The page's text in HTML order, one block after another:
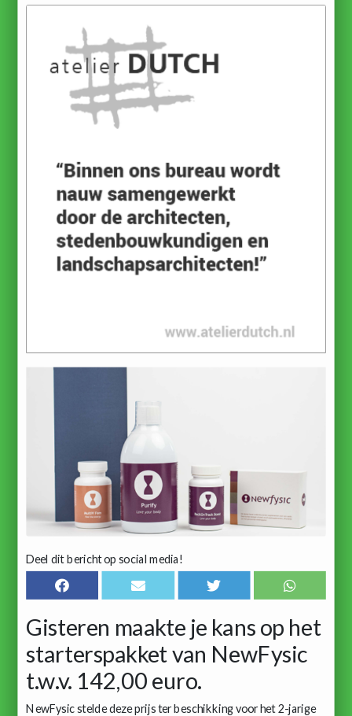
Deel dit bericht op social media!
Gisteren maakte je kans op het
starterspakket van NewFysic
t.w.v. 142,00 euro.
NewFysic stelde deze prijs ter beschikking voor het 2-jarige